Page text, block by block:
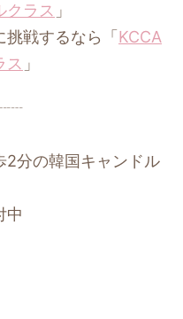
クラス 」
戦するなら「 KCCA
ス 」
2分の韓国キャンドル
中